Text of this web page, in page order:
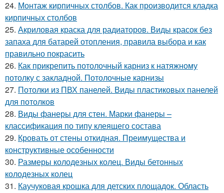
24. Монтаж кирпичных столбов. Как производится кладка
кирпичных столбов
25. Акриловая краска для радиаторов. Виды красок без
запаха для батарей отопления, правила выбора и как
правильно покрасить
26. Как прикрепить потолочный карниз к натяжному
потолку с закладной. Потолочные карнизы
27. Потолки из ПВХ панелей. Виды пластиковых панелей
для потолков
28. Виды фанеры для стен. Марки фанеры –
классификация по типу клеящего состава
29. Кровать от стены откидная. Преимущества и
конструктивные особенности
30. Размеры колодезных колец. Виды бетонных
колодезных колец
31. Каучуковая крошка для детских площадок. Область